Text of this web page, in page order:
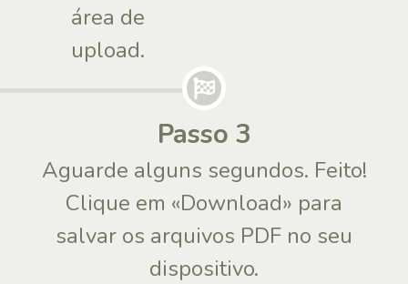
área de
upload.
Passo 3
Aguarde alguns segundos. Feito!
Clique em «Download» para
salvar os arquivos PDF no seu
dispositivo.